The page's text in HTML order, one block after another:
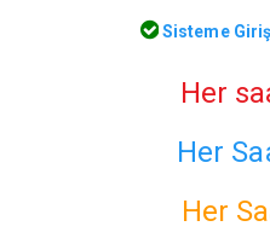
Sisteme
Her
Her
Her